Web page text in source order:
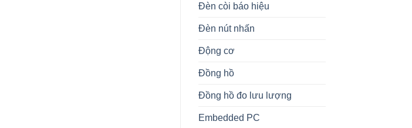
Đèn còi báo hiệu
Đèn nút nhấn
Động cơ
Đồng hồ
Đồng hồ đo lưu lượng
Embedded PC